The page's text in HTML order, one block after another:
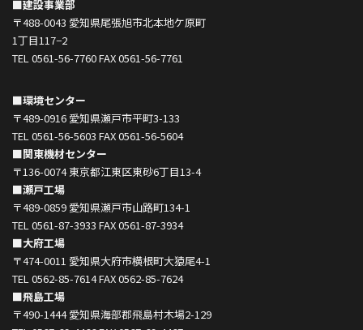
■建設事業部
〒488-0043 愛知県尾張旭市北本地ケ原町
1丁目117−2
TEL 0561-56-7760 FAX 0561-56-7761
■環境センター
〒489-0916 愛知県瀬戸市平町3-133
TEL 0561-56-5603 FAX 0561-56-5604
■関東機材センター
〒136-0074 東京都江東区東砂6丁目13-4
■瀬戸工場
〒489-0859 愛知県瀬戸市山路町134-1
TEL 0561-87-3933 FAX 0561-87-3934
■大府工場
〒474-0011 愛知県大府市横根町大猿尾4-1
TEL 0562-85-7614 FAX 0562-85-7624
■飛島工場
〒490-1444 愛知県海部郡飛島村木場2-129